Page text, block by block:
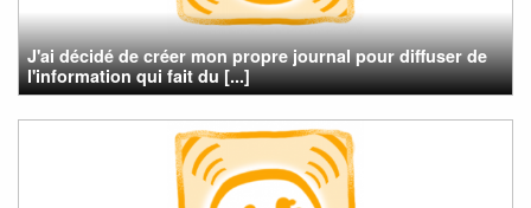
J'ai décidé de créer mon propre journal pour diffuser de
l'information qui fait du [...]